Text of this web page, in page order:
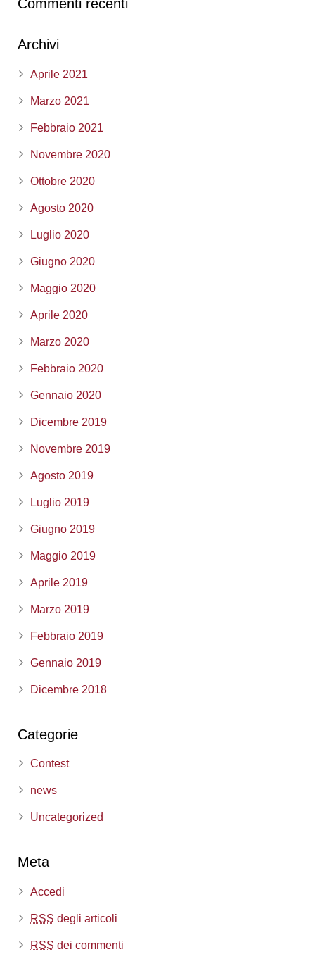
Commenti recenti
Archivi
Aprile 2021
Marzo 2021
Febbraio 2021
Novembre 2020
Ottobre 2020
Agosto 2020
Luglio 2020
Giugno 2020
Maggio 2020
Aprile 2020
Marzo 2020
Febbraio 2020
Gennaio 2020
Dicembre 2019
Novembre 2019
Agosto 2019
Luglio 2019
Giugno 2019
Maggio 2019
Aprile 2019
Marzo 2019
Febbraio 2019
Gennaio 2019
Dicembre 2018
Categorie
Contest
news
Uncategorized
Meta
Accedi
RSS degli articoli
RSS dei commenti